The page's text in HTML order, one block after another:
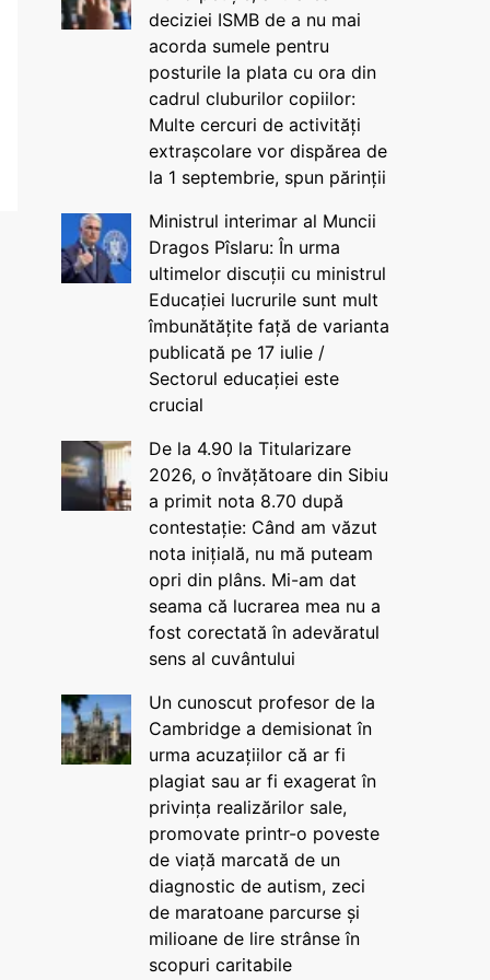
deciziei ISMB de a nu mai
acorda sumele pentru
posturile la plata cu ora din
cadrul cluburilor copiilor:
Multe cercuri de activități
extrașcolare vor dispărea de
la 1 septembrie, spun părinții
Ministrul interimar al Muncii
Dragos Pîslaru: În urma
ultimelor discuții cu ministrul
Educației lucrurile sunt mult
îmbunătățite față de varianta
publicată pe 17 iulie /
Sectorul educației este
crucial
De la 4.90 la Titularizare
2026, o învățătoare din Sibiu
a primit nota 8.70 după
contestație: Când am văzut
nota inițială, nu mă puteam
opri din plâns. Mi-am dat
seama că lucrarea mea nu a
fost corectată în adevăratul
sens al cuvântului
Un cunoscut profesor de la
Cambridge a demisionat în
urma acuzațiilor că ar fi
plagiat sau ar fi exagerat în
privința realizărilor sale,
promovate printr-o poveste
de viață marcată de un
diagnostic de autism, zeci
de maratoane parcurse și
milioane de lire strânse în
scopuri caritabile